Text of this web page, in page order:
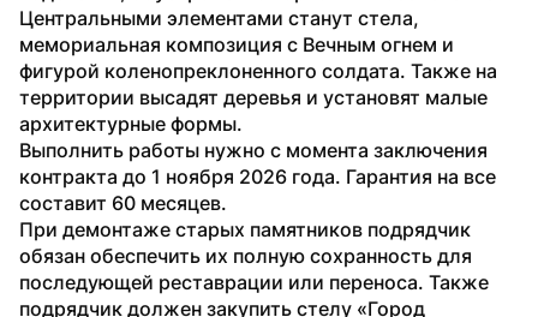
Центральными элементами станут стела,
мемориальная композиция с Вечным огнем и
фигурой коленопреклоненного солдата. Также на
территории высадят деревья и установят малые
архитектурные формы.
Выполнить работы нужно с момента заключения
контракта до 1 ноября 2026 года. Гарантия на все
составит 60 месяцев.
При демонтаже старых памятников подрядчик
обязан обеспечить их полную сохранность для
последующей реставрации или переноса. Также
подрядчик должен закупить стелу «Город